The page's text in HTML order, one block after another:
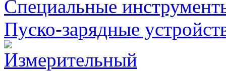
Специальные
Пуско-зарядные